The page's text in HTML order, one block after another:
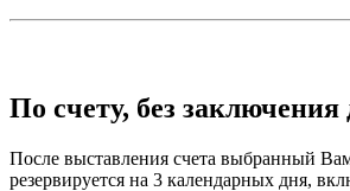
По счету, без заключения
После выставления счета выбранный
резервируется на 3 календарных дня,